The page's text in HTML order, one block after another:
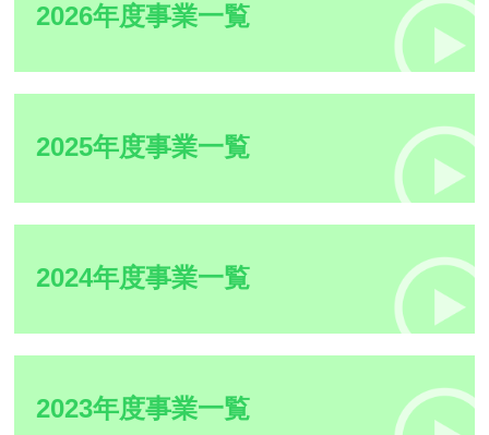
2026年度事業一覧
2025年度事業一覧
2024年度事業一覧
2023年度事業一覧